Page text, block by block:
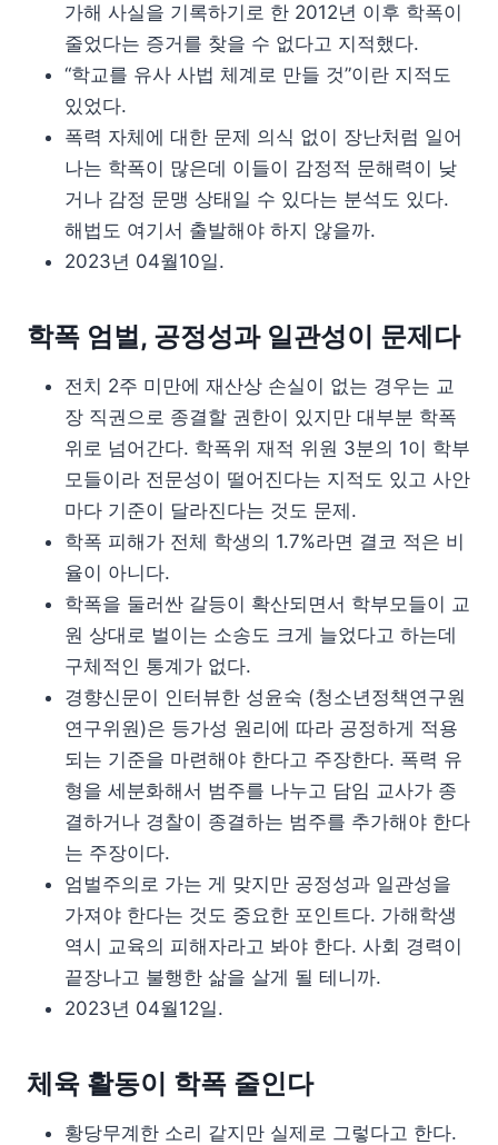
가해 사실을 기록하기로 한 2012년 이후 학폭이
줄었다는 증거를 찾을 수 없다고 지적했다.
“학교를 유사 사법 체계로 만들 것”이란 지적도
있었다.
폭력 자체에 대한 문제 의식 없이 장난처럼 일어
나는 학폭이 많은데 이들이 감정적 문해력이 낮
거나 감정 문맹 상태일 수 있다는 분석도 있다.
해법도 여기서 출발해야 하지 않을까.
2023년 04월10일.
학폭 엄벌, 공정성과 일관성이 문제다
전치 2주 미만에 재산상 손실이 없는 경우는 교
장 직권으로 종결할 권한이 있지만 대부분 학폭
위로 넘어간다. 학폭위 재적 위원 3분의 1이 학부
모들이라 전문성이 떨어진다는 지적도 있고 사안
마다 기준이 달라진다는 것도 문제.
학폭 피해가 전체 학생의 1.7%라면 결코 적은 비
율이 아니다.
학폭을 둘러싼 갈등이 확산되면서 학부모들이 교
원 상대로 벌이는 소송도 크게 늘었다고 하는데
구체적인 통계가 없다.
경향신문이 인터뷰한 성윤숙 (청소년정책연구원
연구위원)은 등가성 원리에 따라 공정하게 적용
되는 기준을 마련해야 한다고 주장한다. 폭력 유
형을 세분화해서 범주를 나누고 담임 교사가 종
결하거나 경찰이 종결하는 범주를 추가해야 한다
는 주장이다.
엄벌주의로 가는 게 맞지만 공정성과 일관성을
가져야 한다는 것도 중요한 포인트다. 가해학생
역시 교육의 피해자라고 봐야 한다. 사회 경력이
끝장나고 불행한 삶을 살게 될 테니까.
2023년 04월12일.
체육 활동이 학폭 줄인다
황당무계한 소리 같지만 실제로 그렇다고 한다.